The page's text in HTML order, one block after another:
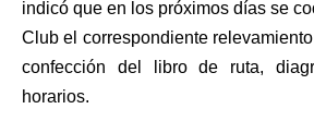
indicó que en los próximos días se
Club el correspondiente
confección del libro de ruta,
horarios.